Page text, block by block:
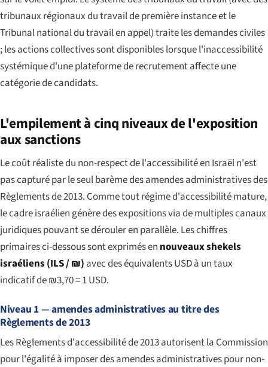
tribunaux régionaux du travail de première instance et le
Tribunal national du travail en appel) traite les demandes civiles
; les actions collectives sont disponibles lorsque l'inaccessibilité
systémique d'une plateforme de recrutement affecte une
catégorie de candidats.
L'empilement à cinq niveaux de l'exposition
aux sanctions
Le coût réaliste du non-respect de l'accessibilité en Israël n'est
pas capturé par le seul barème des amendes administratives des
Règlements de 2013. Comme tout régime d'accessibilité mature,
le cadre israélien génère des expositions via de multiples canaux
juridiques pouvant se dérouler en parallèle. Les chiffres
primaires ci-dessous sont exprimés en nouveaux shekels
israéliens (ILS / ₪) avec des équivalents USD à un taux
indicatif de ₪3,70 = 1 USD.
Niveau 1 — amendes administratives au titre des
Règlements de 2013
Les Règlements d'accessibilité de 2013 autorisent la Commission
pour l'égalité à imposer des amendes administratives pour non-